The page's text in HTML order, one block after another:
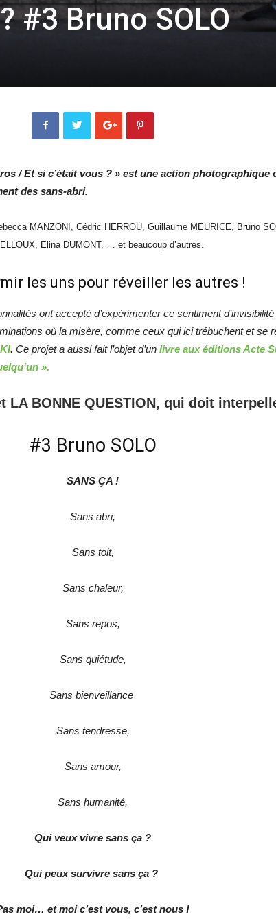
#3 Bruno SOLO
/ Et si c’était vous ? » est une action
des sans-abri.
MANZONI, Cédric HERROU, Guillaume MEURICE, Bruno
Elina DUMONT, … et beaucoup d’autres.
les uns pour réveiller les autres !
ont accepté d’expérimenter ce sentiment
où la misère, comme ceux qui ici trébuchent et se
. Ce projet a aussi fait l’objet d’un livre aux éditions Acte
».
LA BONNE QUESTION, qui doit
#3 Bruno SOLO
SANS ÇA !
Sans abri,
Sans toit,
Sans chaleur,
Sans repos,
Sans quiétude,
Sans bienveillance
Sans tendresse,
Sans amour,
Sans humanité,
Qui veux vivre sans ça ?
Qui peux survivre sans ça ?
moi… et moi c’est vous, c’est nous !